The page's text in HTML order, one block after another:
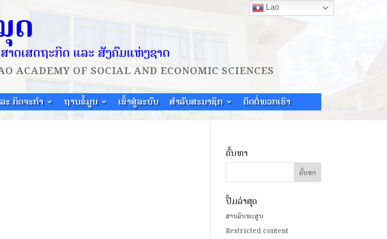
ດ
າດເສດຖະກິດ ແລະ ສັງຄົມແຫ່ງຊາດ
ACADEMY OF SOCIAL AND ECONOMIC SCIENCES
ະ ກິດຈະກຳ ຖານຂໍ້ມູນ ເຂົ້າສູ່ລະບົບ ສຳລັບສະມາຊິກ ຕິດຕໍ່ພວກເຮົາ
ຄົ້ນຫາ
ປື້ມລ່າສຸດ
ສານລຶບພະສູນ
Restricted content
Lao